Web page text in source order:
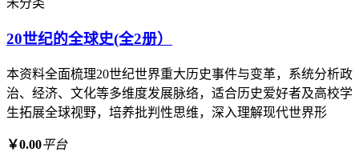
未分类
20世纪的全球史(全2册）
本资料全面梳理20世纪世界重大历史事件与变革，系统分析政
治、经济、文化等多维度发展脉络，适合历史爱好者及高校学
生拓展全球视野，培养批判性思维，深入理解现代世界形
￥0.00平台